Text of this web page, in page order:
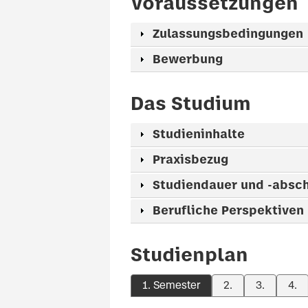
Voraussetzungen
Zulassungsbedingungen
Bewerbung
Das Studium
Studieninhalte
Praxisbezug
Studiendauer und -
Berufliche Perspektiven
Studienplan
1. Semester 2. 3. 4.